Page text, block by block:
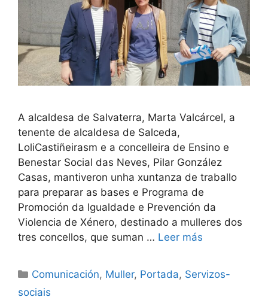
A alcaldesa de Salvaterra, Marta Valcárcel, a
tenente de alcaldesa de Salceda,
LoliCastiñeirasm e a concelleira de Ensino e
Benestar Social das Neves, Pilar González
Casas, mantiveron unha xuntanza de traballo
para preparar as bases e Programa de
Promoción da Igualdade e Prevención da
Violencia de Xénero, destinado a mulleres dos
tres concellos, que suman … Leer más
Comunicación, Muller, Portada, Servizos-
sociais